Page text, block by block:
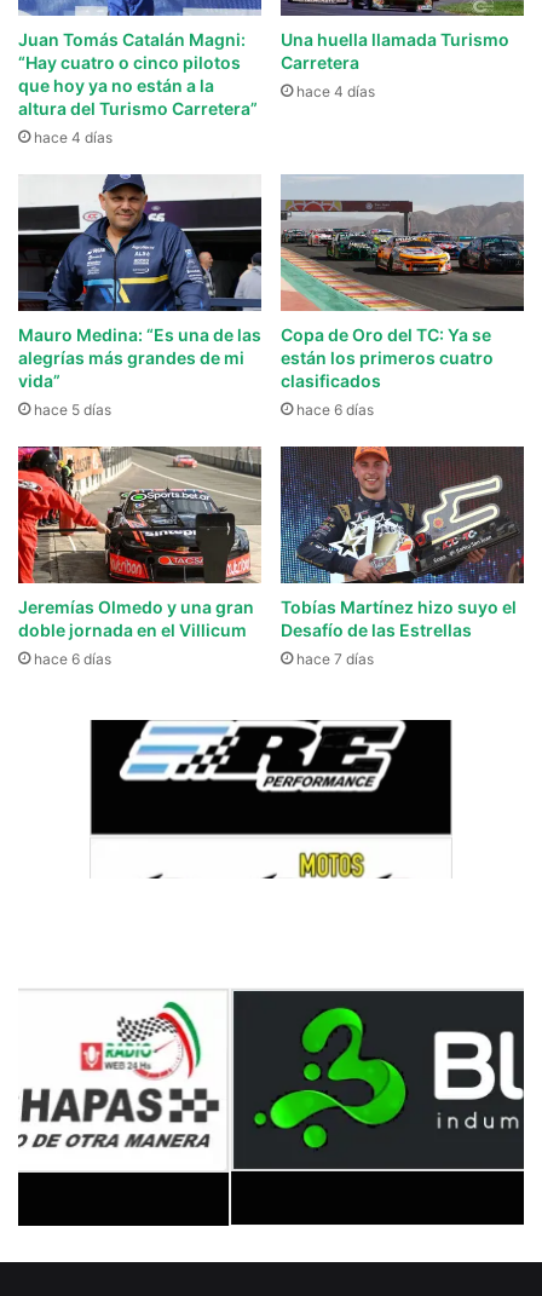
Juan Tomás Catalán Magni:
“Hay cuatro o cinco pilotos
que hoy ya no están a la
altura del Turismo Carretera”
hace 4 días
Una huella llamada Turismo
Carretera
hace 4 días
Mauro Medina: “Es una de las
alegrías más grandes de mi
vida”
hace 5 días
Copa de Oro del TC: Ya se
están los primeros cuatro
clasificados
hace 6 días
Jeremías Olmedo y una gran
doble jornada en el Villicum
hace 6 días
Tobías Martínez hizo suyo el
Desafío de las Estrellas
hace 7 días